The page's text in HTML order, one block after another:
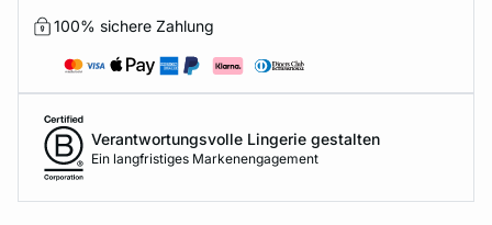
100% sichere Zahlung
Verantwortungsvolle Lingerie gestalten
Ein langfristiges Markenengagement